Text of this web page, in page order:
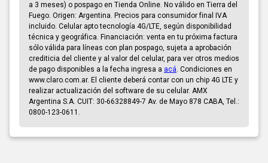
a 3 meses) o pospago en Tienda Online. No válido en Tierra del
Fuego. Origen: Argentina. Precios para consumidor final IVA
incluido. Celular apto tecnología 4G/LTE, según disponibilidad
técnica y geográfica. Financiación: venta en tu próxima factura
sólo válida para líneas con plan pospago, sujeta a aprobación
crediticia del cliente y al valor del celular, para ver otros medios
de pago disponibles a la fecha ingresa a acá. Condiciones en
www.claro.com.ar. El cliente deberá contar con un chip 4G LTE y
realizar actualización del software de su celular. AMX
Argentina S.A. CUIT: 30-66328849-7 Av. de Mayo 878 CABA, Tel.:
0800-123-0611.